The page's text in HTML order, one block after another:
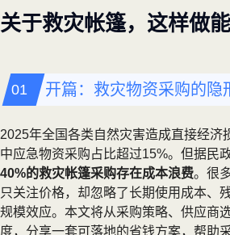
关于救灾帐篷，这样做
开篇：救灾物资采购的隐
2025年全国各类自然灾害造成直接经济
中应急物资采购占比超过15%。但据民
40%的救灾帐篷采购存在成本浪费。很
只关注价格，却忽略了长期使用成本、
规模效应。本文将从采购策略、供应商
度，分享一套可落地的省钱方案，帮助